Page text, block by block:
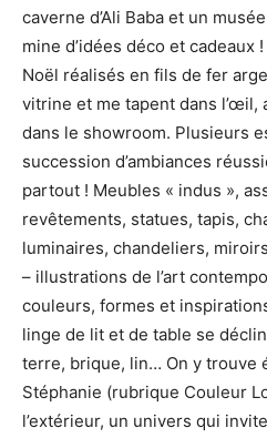
caverne d’Ali Baba et un
mine d’idées déco et cadeaux
Noël réalisés en fils de fer
vitrine et me tapent dans l’œil,
dans le showroom. Plusieurs
succession d’ambiances
partout ! Meubles « indus »,
revêtements, statues, tapis,
luminaires, chandeliers,
– illustrations de l’art
couleurs, formes et
linge de lit et de table se
terre, brique, lin… On y trouve
Stéphanie (rubrique Couleur
l’extérieur, un univers qui